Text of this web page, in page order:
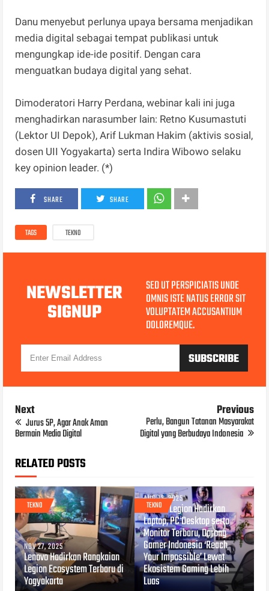
Danu menyebut perlunya upaya bersama menjadikan
media digital sebagai tempat publikasi untuk
mengungkap ide-ide positif. Dengan cara
menguatkan budaya digital yang sehat.
Dimoderatori Harry Perdana, webinar kali ini juga
menghadirkan narasumber lain: Retno Kusumastuti
(Lektor UI Depok), Arif Lukman Hakim (aktivis sosial,
dosen UII Yogyakarta) serta Indira Wibowo selaku
key opinion leader. (*)
SHARE SHARE
TAGS TEKNO
NEWSLETTER
SIGNUP
SED UT PERSPICIATIS UNDE
OMNIS ISTE NATUS ERROR SIT
VOLUPTATEM ACCUSANTIUM
DOLOREMQUE.
Next
Jurus 5P, Agar Anak Aman
Bermain Media Digital
Previous
Perlu, Bangun Tatanan Masyarakat
Digital yang Berbudaya Indonesia
RELATED POSTS
TEKNO
NOV 27, 2025
Lenovo Hadirkan Rangkaian
Legion Ecosystem Terbaru di
Yogyakarta
TEKNO
AUG 12, 2025
Lenovo Legion Hadirkan
Laptop, PC Desktop serta
Monitor Terbaru, Dorong
Gamer Indonesia ‘Reach
Your Impossible’ Lewat
Ekosistem Gaming Lebih
Luas